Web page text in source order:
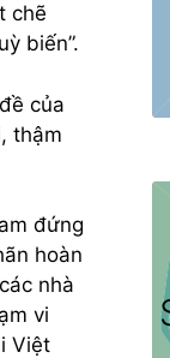
chẽ
biến”.
của
thậm
đứng
hoàn
nhà
vi
Việt